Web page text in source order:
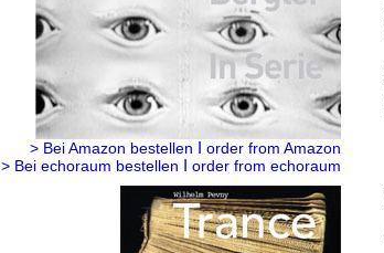
> Bei Amazon bestellen Ι order from Amazon
> Bei echoraum bestellen Ι order from echoraum